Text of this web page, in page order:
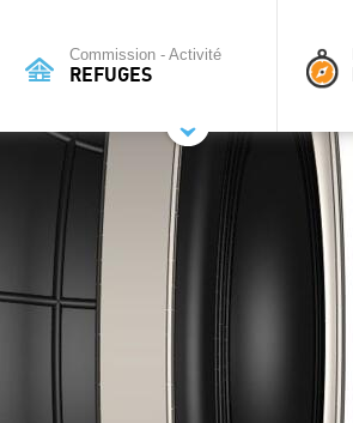
Commission - Activité
REFUGES